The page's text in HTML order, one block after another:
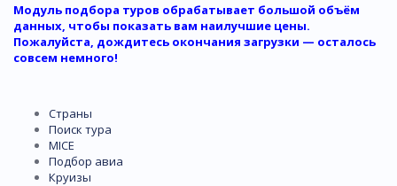
Модуль подбора туров обрабатывает большой объём
данных, чтобы показать вам наилучшие цены.
Пожалуйста, дождитесь окончания загрузки — осталось
совсем немного!
Страны
Поиск тура
MICE
Подбор авиа
Круизы